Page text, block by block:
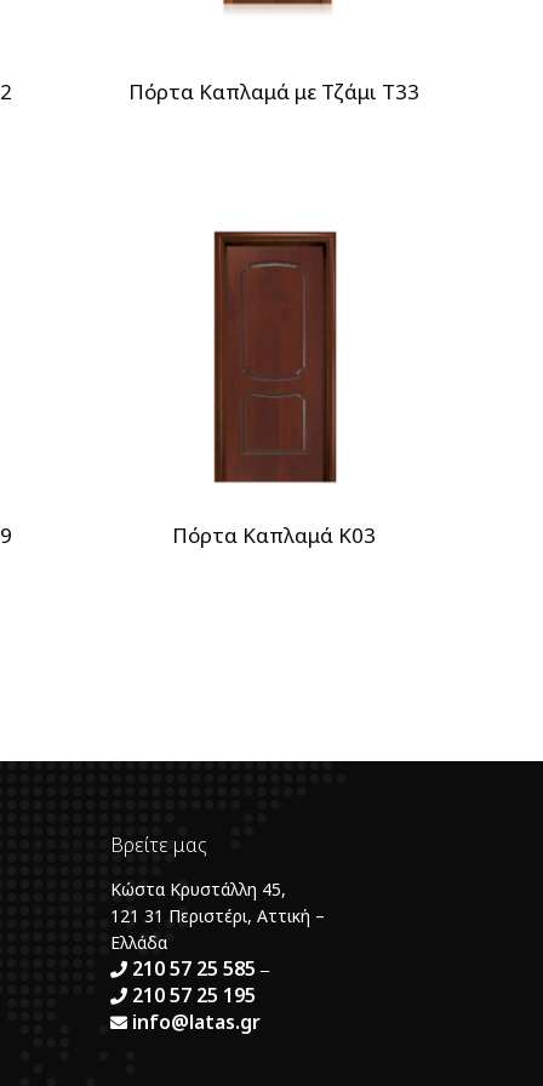
Πόρτα Καπλαμά με Τζάμι T33
Πόρτα Καπλαμά Κ03
Βρείτε μας
Κώστα Κρυστάλλη 45,
121 31 Περιστέρι, Αττική –
Ελλάδα
210 57 25 585 –
210 57 25 195
info@latas.gr